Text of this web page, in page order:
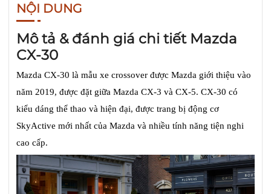
NỘI DUNG
Mô tả & đánh giá chi tiết Mazda
CX-30
Mazda CX-30 là mẫu xe crossover được Mazda giới thiệu vào
năm 2019, được đặt giữa Mazda CX-3 và CX-5. CX-30 có
kiểu dáng thể thao và hiện đại, được trang bị động cơ
SkyActive mới nhất của Mazda và nhiều tính năng tiện nghi
cao cấp.